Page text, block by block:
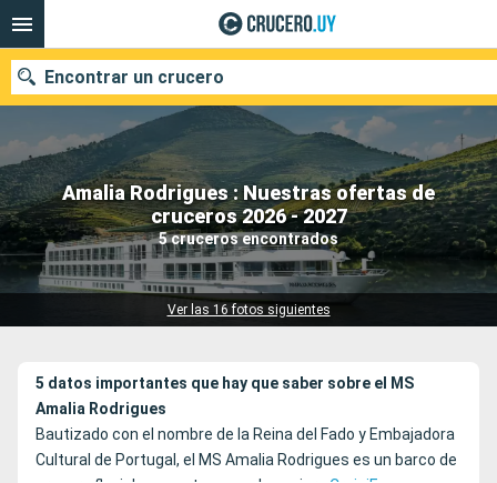
Amalia Rodrigues : Nuestras ofertas de
cruceros 2026 - 2027
5 cruceros encontrados
Ver las 16 fotos siguientes
Encontrar un crucero
Nuestros destinos
Fecha de salida
5 datos importantes que hay que saber sobre el MS
Amalia Rodrigues
Bautizado con el nombre de la Reina del Fado y Embajadora
Cultural de Portugal, el MS Amalia Rodrigues es un barco de